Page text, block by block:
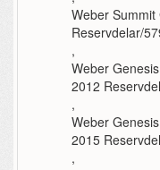
Weber
Reservdelar/
,
Weber
2012
,
Weber
2015
,